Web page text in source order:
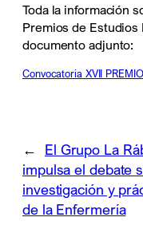
Toda la información
Premios de Estudios
documento adjunto:
Convocatoria XVII
←
El Grupo La
impulsa el debate
investigación y
de la Enfermería